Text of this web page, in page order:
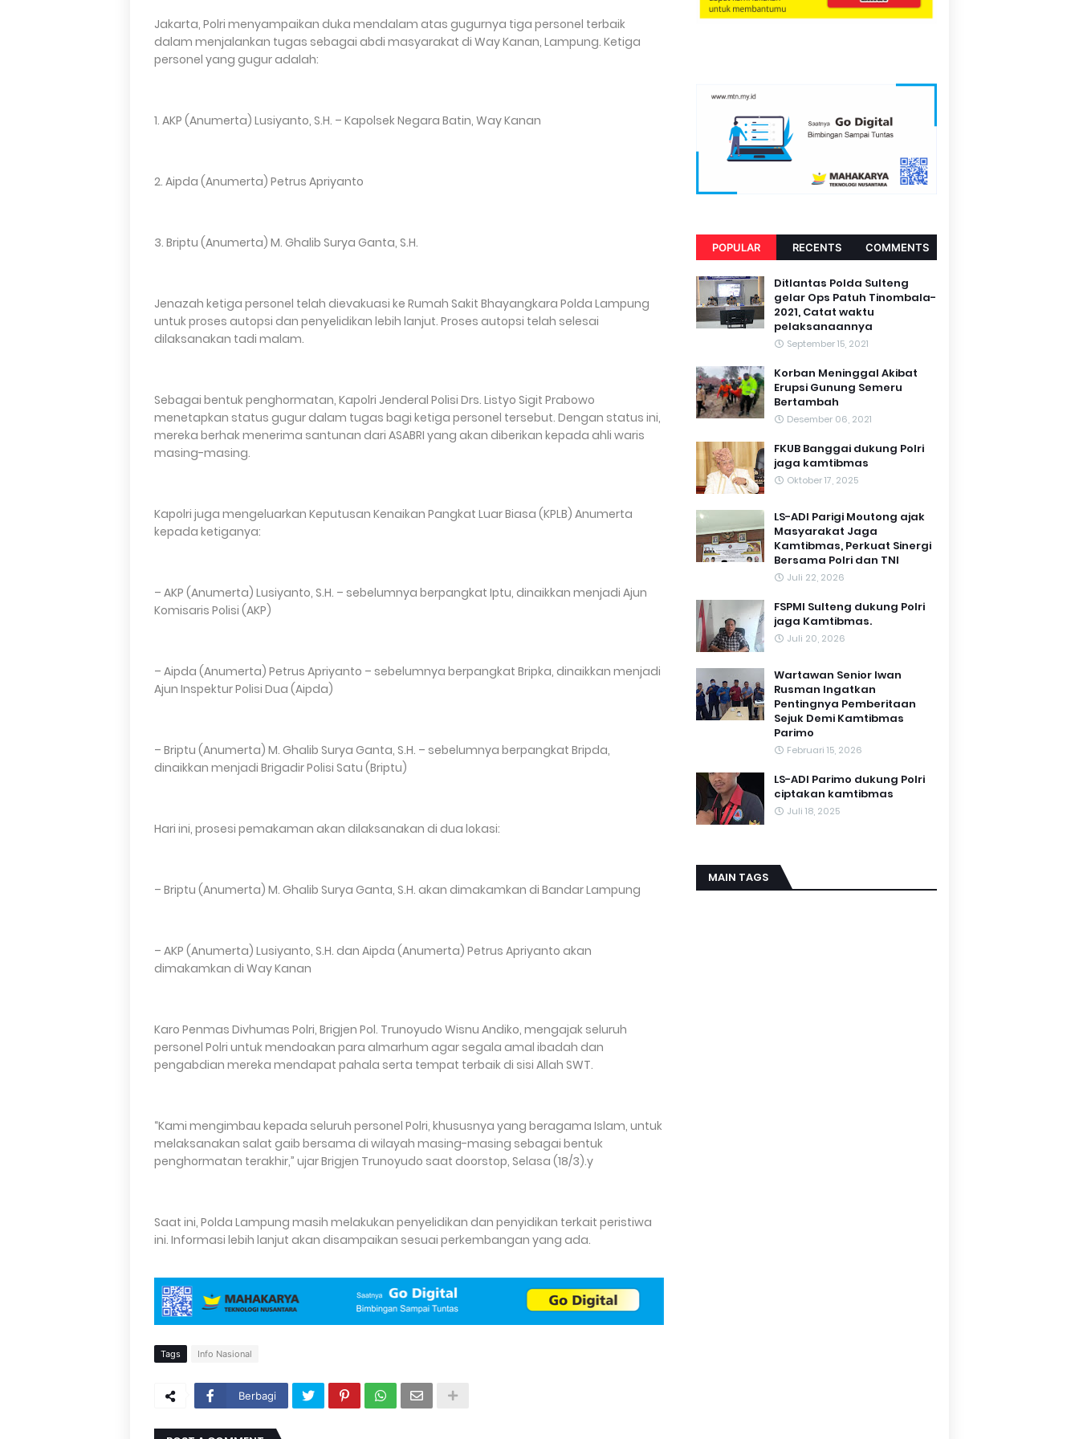
Jakarta, Polri menyampaikan duka mendalam atas gugurnya tiga personel terbaik
dalam menjalankan tugas sebagai abdi masyarakat di Way Kanan, Lampung. Ketiga
personel yang gugur adalah:
1. AKP (Anumerta) Lusiyanto, S.H. – Kapolsek Negara Batin, Way Kanan
2. Aipda (Anumerta) Petrus Apriyanto
3. Briptu (Anumerta) M. Ghalib Surya Ganta, S.H.
Jenazah ketiga personel telah dievakuasi ke Rumah Sakit Bhayangkara Polda Lampung
untuk proses autopsi dan penyelidikan lebih lanjut. Proses autopsi telah selesai
dilaksanakan tadi malam.
Sebagai bentuk penghormatan, Kapolri Jenderal Polisi Drs. Listyo Sigit Prabowo
menetapkan status gugur dalam tugas bagi ketiga personel tersebut. Dengan status ini,
mereka berhak menerima santunan dari ASABRI yang akan diberikan kepada ahli waris
masing-masing.
Kapolri juga mengeluarkan Keputusan Kenaikan Pangkat Luar Biasa (KPLB) Anumerta
kepada ketiganya:
– AKP (Anumerta) Lusiyanto, S.H. – sebelumnya berpangkat Iptu, dinaikkan menjadi Ajun
Komisaris Polisi (AKP)
– Aipda (Anumerta) Petrus Apriyanto – sebelumnya berpangkat Bripka, dinaikkan menjadi
Ajun Inspektur Polisi Dua (Aipda)
– Briptu (Anumerta) M. Ghalib Surya Ganta, S.H. – sebelumnya berpangkat Bripda,
dinaikkan menjadi Brigadir Polisi Satu (Briptu)
Hari ini, prosesi pemakaman akan dilaksanakan di dua lokasi:
– Briptu (Anumerta) M. Ghalib Surya Ganta, S.H. akan dimakamkan di Bandar Lampung
– AKP (Anumerta) Lusiyanto, S.H. dan Aipda (Anumerta) Petrus Apriyanto akan
dimakamkan di Way Kanan
Karo Penmas Divhumas Polri, Brigjen Pol. Trunoyudo Wisnu Andiko, mengajak seluruh
personel Polri untuk mendoakan para almarhum agar segala amal ibadah dan
pengabdian mereka mendapat pahala serta tempat terbaik di sisi Allah SWT.
“Kami mengimbau kepada seluruh personel Polri, khususnya yang beragama Islam, untuk
melaksanakan salat gaib bersama di wilayah masing-masing sebagai bentuk
penghormatan terakhir,” ujar Brigjen Trunoyudo saat doorstop, Selasa (18/3).y
Saat ini, Polda Lampung masih melakukan penyelidikan dan penyidikan terkait peristiwa
ini. Informasi lebih lanjut akan disampaikan sesuai perkembangan yang ada.
Tags Info Nasional
Berbagi
POPULAR RECENTS COMMENTS
Ditlantas Polda Sulteng
gelar Ops Patuh Tinombala-
2021, Catat waktu
pelaksanaannya
September 15, 2021
Korban Meninggal Akibat
Erupsi Gunung Semeru
Bertambah
Desember 06, 2021
FKUB Banggai dukung Polri
jaga kamtibmas
Oktober 17, 2025
LS-ADI Parigi Moutong ajak
Masyarakat Jaga
Kamtibmas, Perkuat Sinergi
Bersama Polri dan TNI
Juli 22, 2026
FSPMI Sulteng dukung Polri
jaga Kamtibmas.
Juli 20, 2026
Wartawan Senior Iwan
Rusman Ingatkan
Pentingnya Pemberitaan
Sejuk Demi Kamtibmas
Parimo
Februari 15, 2026
LS-ADI Parimo dukung Polri
ciptakan kamtibmas
Juli 18, 2025
MAIN TAGS